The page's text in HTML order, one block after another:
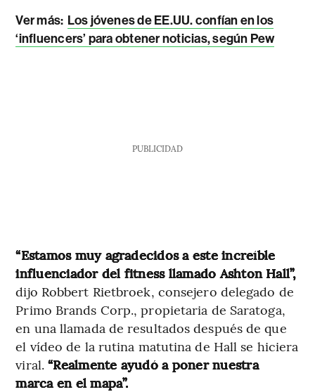
Ver más: Los jóvenes de EE.UU. confían en los
‘influencers’ para obtener noticias, según Pew
PUBLICIDAD
“Estamos muy agradecidos a este increíble
influenciador del fitness llamado Ashton Hall”,
dijo Robbert Rietbroek, consejero delegado de
Primo Brands Corp., propietaria de Saratoga,
en una llamada de resultados después de que
el vídeo de la rutina matutina de Hall se hiciera
viral.“Realmente ayudó a poner nuestra
marca en el mapa”.